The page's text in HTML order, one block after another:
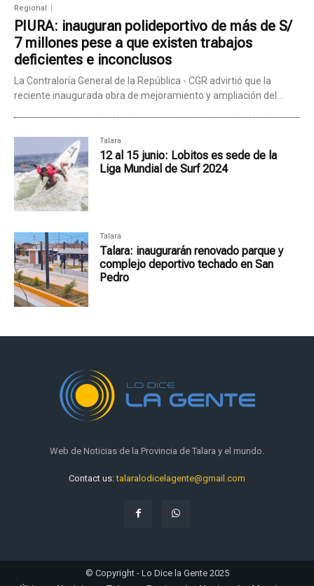
Regional
PIURA: inauguran polideportivo de más de S/
7 millones pese a que existen trabajos
deficientes e inconclusos
La Contraloría General de la República - CGR advirtió que la
reciente inaugurada obra de mejoramiento y ampliación del...
Talara
12 al 15 junio: Lobitos es sede de la
Liga Mundial de Surf 2024
Talara
Talara: inaugurarán renovado parque y
complejo deportivo techado en San
Pedro
Web de Noticias de la Provincia de Talara y el mundo.
Contact us:talaralodicelagente@gmail.com
© Copyright - Lo Dice la Gente 2025